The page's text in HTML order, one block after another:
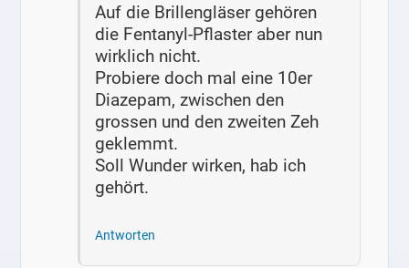
Auf die Brillengläser gehören
die Fentanyl-Pflaster aber nun
wirklich nicht.
Probiere doch mal eine 10er
Diazepam, zwischen den
grossen und den zweiten Zeh
geklemmt.
Soll Wunder wirken, hab ich
gehört.
Antworten